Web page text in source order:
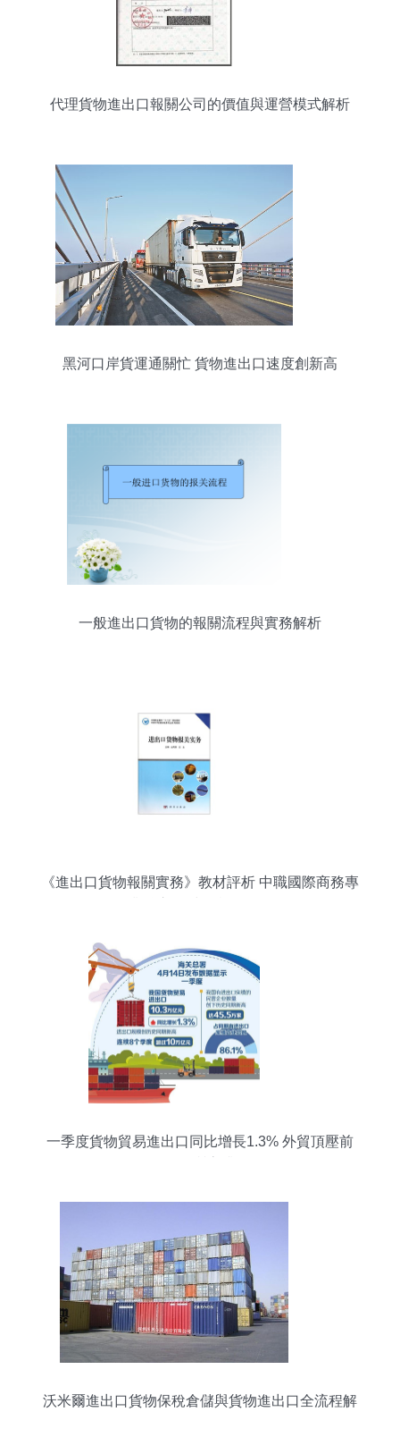
代理貨物進出口報關公司的價值與運營模式解析
黑河口岸貨運通關忙 貨物進出口速度創新高
一般進出口貨物的報關流程與實務解析
《進出口貨物報關實務》教材評析 中職國際商務專
一季度貨物貿易進出口同比增長1.3% 外貿頂壓前
沃米爾進出口貨物保稅倉儲與貨物進出口全流程解